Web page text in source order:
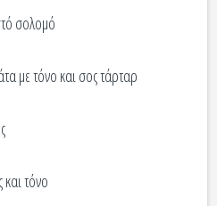
σολομό
με τόνο και σoς τάρταρ
τόνο